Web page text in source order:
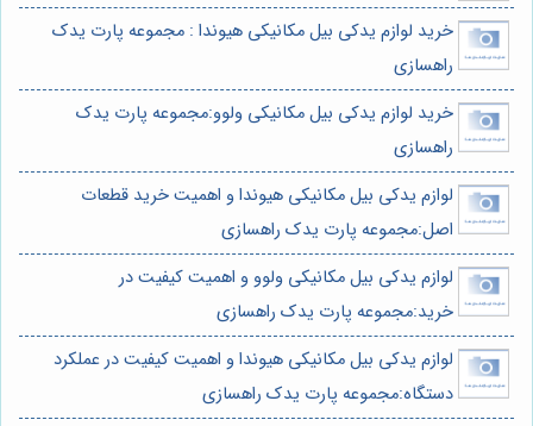
خرید لوازم یدکی بیل مکانیکی هیوندا : مجموعه پارت یدک
راهسازی
خرید لوازم یدکی بیل مکانیکی ولوو:مجموعه پارت یدک
راهسازی
لوازم یدکی بیل مکانیکی هیوندا و اهمیت خرید قطعات
اصل:مجموعه پارت یدک راهسازی
لوازم یدکی بیل مکانیکی ولوو و اهمیت کیفیت در
خرید:مجموعه پارت یدک راهسازی
لوازم یدکی بیل مکانیکی هیوندا و اهمیت کیفیت در عملکرد
دستگاه:مجموعه پارت یدک راهسازی